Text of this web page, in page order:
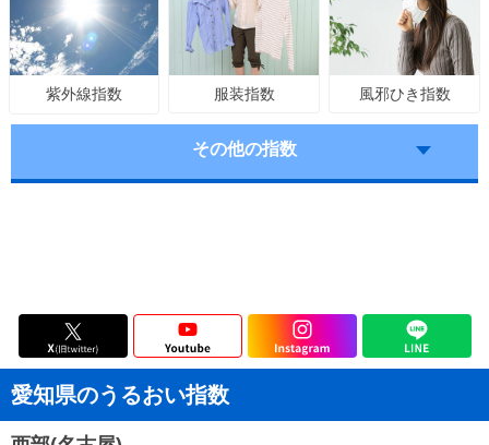
紫外線指数 服装指数 風邪ひき指数
その他の指数
愛知県のうるおい指数